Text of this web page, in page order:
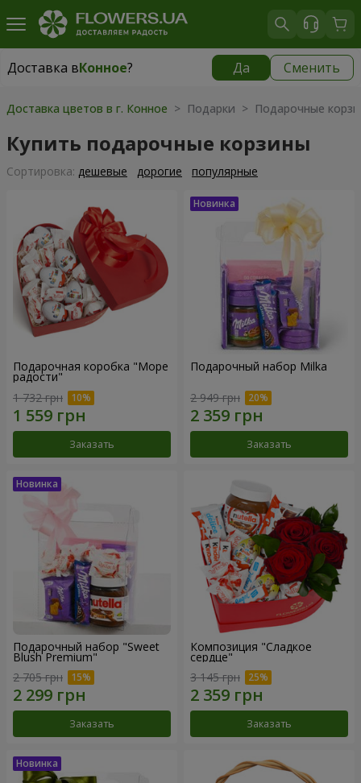
Доставка вКонное? Да Сменить
Доставка вКонное|
Доставка цветов в г. Конное > Подарки > Подарочные
Купить подарочные корзины
Cортировка: дешевые дорогие популярные
Подарочная коробка "Море
радости"
1 732 грн
Заказать
Подарочный набор Milka
2 949 грн
Заказать
Подарочный набор "Sweet
Blush Premium"
2 705 грн
Заказать
Композиция "Сладкое
сердце"
3 145 грн
Заказать